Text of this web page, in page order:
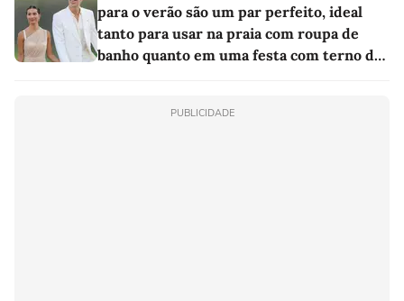
para o verão são um par perfeito, ideal
tanto para usar na praia com roupa de
banho quanto em uma festa com terno de
PUBLICIDADE